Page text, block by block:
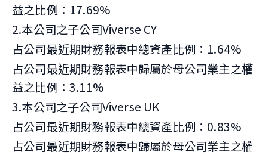
益之比例：17.69%
2.本公司之子公司Viverse CY
占公司最近期財務報表中總資產比例：1.64%
占公司最近期財務報表中歸屬於母公司業主之權
益之比例：3.11%
3.本公司之子公司Viverse UK
占公司最近期財務報表中總資產比例：0.83%
占公司最近期財務報表中歸屬於母公司業主之權